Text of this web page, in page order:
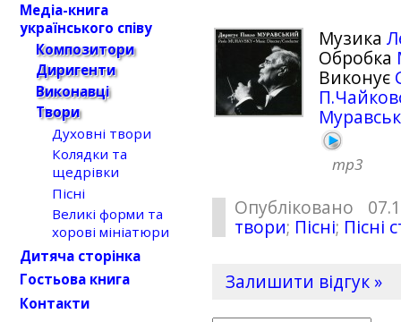
Музика
Обробка
Виконує
mp3
Опубліковано
твори; Пісні; Пісні
Залишити відгук »
Медіа-книга
українського співу
Композитори
Диригенти
Виконавці
Твори
Духовні твори
Колядки та
щедрівки
Пісні
Великі форми та
хорові мініатюри
Дитяча сторінка
Гостьова книга
Контакти